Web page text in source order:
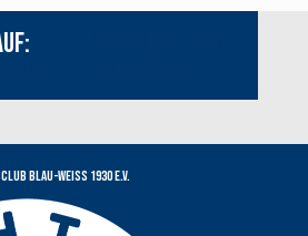
Blau-Weiss 1930 e.V.